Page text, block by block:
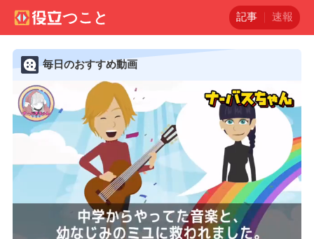
記事 速報
毎日のおすすめ動画